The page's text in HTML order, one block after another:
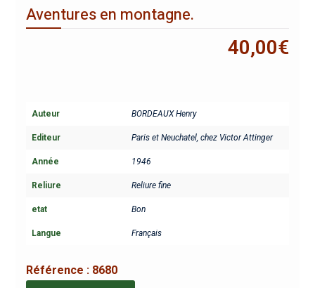
Aventures en montagne.
40,00€
Auteur BORDEAUX Henry
Editeur Paris et Neuchatel, chez Victor Attinger
Année 1946
Reliure Reliure fine
etat Bon
Langue Français
Référence : 8680